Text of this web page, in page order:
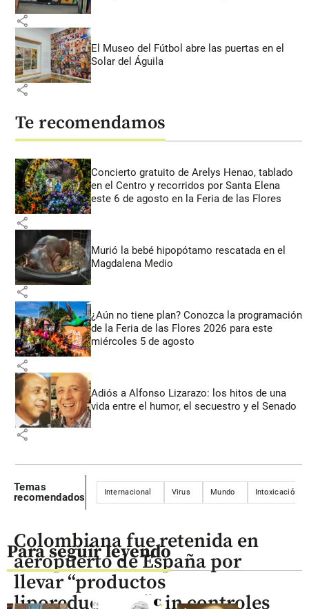
share
El Museo del Fútbol abre las puertas en el
Solar del Águila
share
Te recomendamos
Concierto gratuito de Arelys Henao, tablado
en el Centro y recorridos por Santa Elena
este 6 de agosto en la Feria de las Flores
share
Murió la bebé hipopótamo rescatada en el
Magdalena Medio
share
¿Aún no tiene plan? Conozca la programación
de la Feria de las Flores 2026 para este
miércoles 5 de agosto
share
Adiós a Alfonso Lizarazo: los hitos de una
vida entre el humor, el secuestro y el Senado
share
Temas
recomendados
Internacional Virus Mundo Intoxicación
Para seguir leyendo
Colombiana fue retenida en
aeropuerto de España por
llevar “productos
liporeductores” sin controles